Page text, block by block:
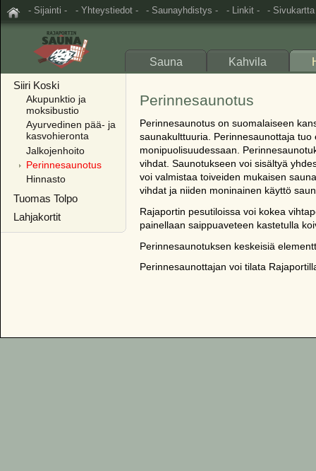
- Sijainti - - Yhteystiedot - - Saunayhdistys - - Linkit - -
Sauna Kahvila
Siiri Koski
Akupunktio ja
moksibustio
Ayurvedinen pää- ja
kasvohieronta
Jalkojenhoito
Perinnesaunotus
Hinnasto
Tuomas Tolpo
Lahjakortit
Perinnesaunotus
Perinnesaunotus on suomalaiseen
saunakulttuuria. Perinnesaunottaja
monipuolisuudessaan.
vihdat. Saunotukseen voi sisältyä
voi valmistaa toiveiden mukaisen
vihdat ja niiden moninainen käyttö
Rajaportin pesutiloissa voi kokea
painellaan saippuaveteen kastetulla
Perinnesaunotuksen keskeisiä
Perinnesaunottajan voi tilata